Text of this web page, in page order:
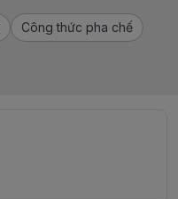
Công thức pha chế